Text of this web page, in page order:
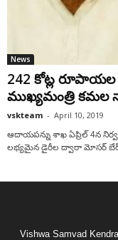
News
242 కోట్ల
ముఖ్యమంత్రి కమల
vskteam - April 10, 2019
ఆదాయపన్ను శాఖ ఏప్రిల్ 4న
లభ్యమైన డైరీల ద్వారా మోసర్ బేర్
Vishwa Samvad